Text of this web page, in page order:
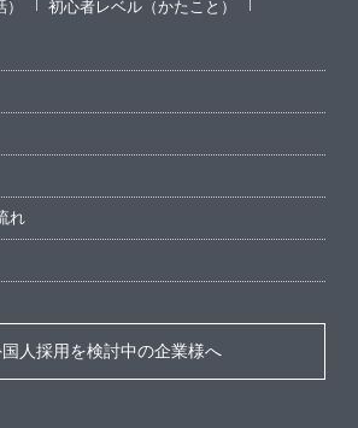
初心者レベル（かたこと）
れ
人採用を検討中の企業様へ